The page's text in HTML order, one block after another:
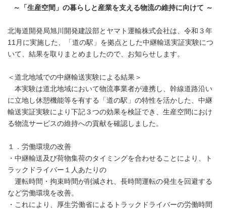
～「生産空間」の暮らしと産業を支える物流の維持に向けて ～
北海道開発局旭川開発建設部とヤマト運輸株式会社は、令和３年
11月に実施した、「道の駅」を拠点とした中継輸送実証実験につ
いて、結果を取りまとめましたので、お知らせします。
＜道北地域での中継輸送実験による結果＞
本実験は道北地域において物流事業者が連携し、幹線道路沿い
に立地し休憩機能等を有する「道の駅」の特性を活かした、中継
輸送実証実験により下記３つの効果を検証でき、生産空間におけ
る物流サービスの維持への貢献を確認しました。
１．労働環境の改善
・中継輸送及び荷物集荷のタイミングを合わせることにより、ト
ラックドライバー１人あたりの
運転時間・拘束時間が削減され、長時間運転の発生を回避する
など労働環境を改善。
・これにより、厚生労働省によるトラックドライバーの労働時間